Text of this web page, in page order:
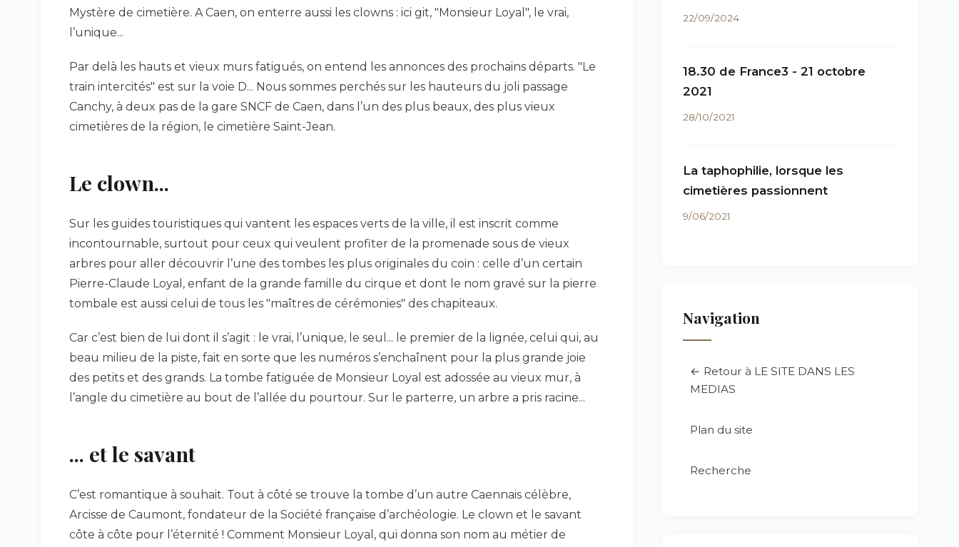
Mystère de cimetière. A Caen, on enterre aussi les clowns : ici git, "Monsieur Loyal", le vrai,
l’unique...
Par delà les hauts et vieux murs fatigués, on entend les annonces des prochains départs. "Le
train intercités" est sur la voie D... Nous sommes perchés sur les hauteurs du joli passage
Canchy, à deux pas de la gare SNCF de Caen, dans l’un des plus beaux, des plus vieux
cimetières de la région, le cimetière Saint-Jean.
Le clown...
Sur les guides touristiques qui vantent les espaces verts de la ville, il est inscrit comme
incontournable, surtout pour ceux qui veulent profiter de la promenade sous de vieux
arbres pour aller découvrir l’une des tombes les plus originales du coin : celle d’un certain
Pierre-Claude Loyal, enfant de la grande famille du cirque et dont le nom gravé sur la pierre
tombale est aussi celui de tous les "maîtres de cérémonies" des chapiteaux.
Car c’est bien de lui dont il s’agit : le vrai, l’unique, le seul... le premier de la lignée, celui qui, au
beau milieu de la piste, fait en sorte que les numéros s’enchaînent pour la plus grande joie
des petits et des grands. La tombe fatiguée de Monsieur Loyal est adossée au vieux mur, à
l’angle du cimetière au bout de l’allée du pourtour. Sur le parterre, un arbre a pris racine...
... et le savant
C’est romantique à souhait. Tout à côté se trouve la tombe d’un autre Caennais célèbre,
Arcisse de Caumont, fondateur de la Société française d’archéologie. Le clown et le savant
côte à côte pour l’éternité ! Comment Monsieur Loyal, qui donna son nom au métier de
22/09/2024
18.30 de France3 - 21 octobre
2021
28/10/2021
La taphophilie, lorsque les
cimetières passionnent
9/06/2021
Navigation
← Retour à LE SITE DANS LES
MEDIAS
Plan du site
Recherche